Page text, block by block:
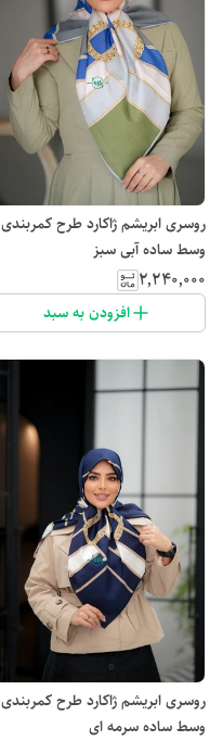
روسری ابریشم ژاکارد طرح کمربندی
وسط ساده آبی سبز
۲٬۲۴۰٬۰۰۰
افزودن به سبد
روسری ابریشم ژاکارد طرح کمربندی
وسط ساده سرمه ای